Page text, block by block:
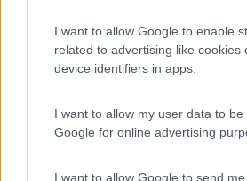
I want to allow Google to enable
related to advertising like cookies
device identifiers in apps.
I want to allow my user data to be
Google for online advertising
I want to allow Google to send me
Caratteristiche Posizione
Segnalati nei dintorni